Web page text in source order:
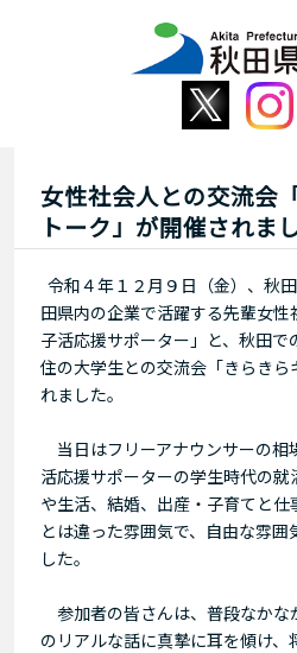
女性社会人との交流会
トーク」が開催されま
令和４年１２月９日（金）、秋
田県内の企業で活躍する先輩女
子活応援サポーター」と、秋田
住の大学生との交流会「きらき
れました。
当日はフリーアナウンサーの相
活応援サポーターの学生時代の
や生活、結婚、出産・子育てと
とは違った雰囲気で、自由な雰
した。
参加者の皆さんは、普段なかな
のリアルな話に真摯に耳を傾け